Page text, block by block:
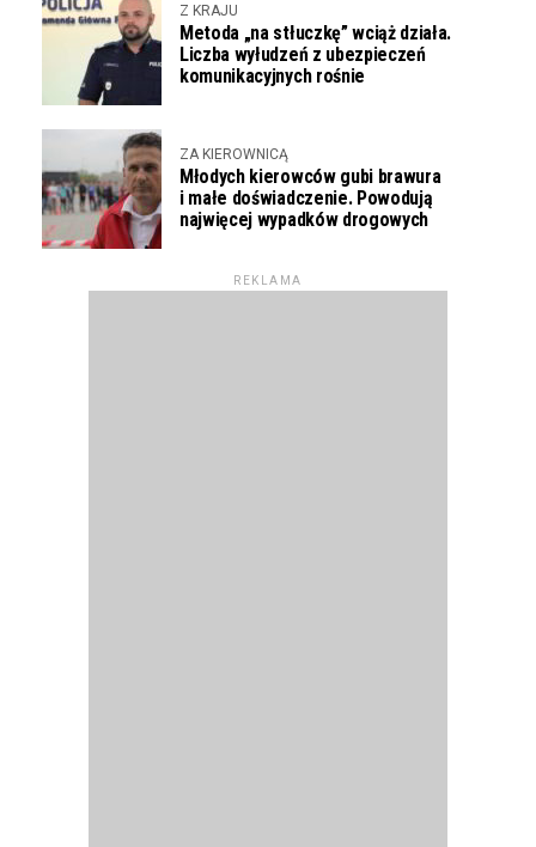
Z KRAJU
Metoda „na stłuczkę” wciąż działa.
Liczba wyłudzeń z ubezpieczeń
komunikacyjnych rośnie
ZA KIEROWNICĄ
Młodych kierowców gubi brawura
i małe doświadczenie. Powodują
najwięcej wypadków drogowych
REKLAMA